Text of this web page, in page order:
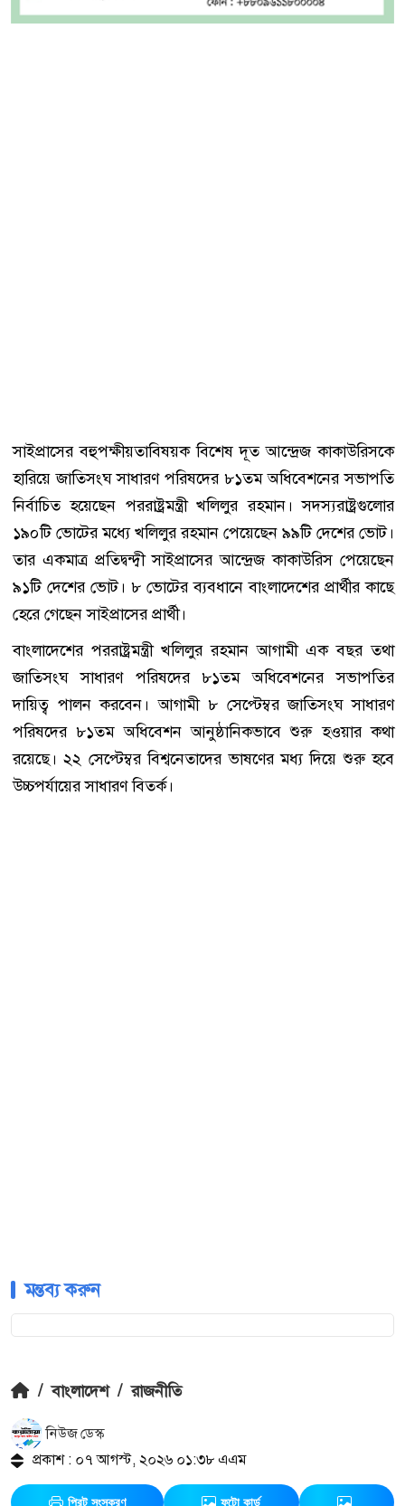
সাইপ্রাসের বহুপক্ষীয়তাবিষয়ক বিশেষ দূত আন্দ্রেজ কাকাউরিসকে
হারিয়ে জাতিসংঘ সাধারণ পরিষদের ৮১তম অধিবেশনের সভাপতি
নির্বাচিত হয়েছেন পররাষ্ট্রমন্ত্রী খলিলুর রহমান। সদস্যরাষ্ট্রগুলোর
১৯০টি ভোটের মধ্যে খলিলুর রহমান পেয়েছেন ৯৯টি দেশের ভোট।
তার একমাত্র প্রতিদ্বন্দ্বী সাইপ্রাসের আন্দ্রেজ কাকাউরিস পেয়েছেন
৯১টি দেশের ভোট। ৮ ভোটের ব্যবধানে বাংলাদেশের প্রার্থীর কাছে
হেরে গেছেন সাইপ্রাসের প্রার্থী।
বাংলাদেশের পররাষ্ট্রমন্ত্রী খলিলুর রহমান আগামী এক বছর তথা
জাতিসংঘ সাধারণ পরিষদের ৮১তম অধিবেশনের সভাপতির
দায়িত্ব পালন করবেন। আগামী ৮ সেপ্টেম্বর জাতিসংঘ সাধারণ
পরিষদের ৮১তম অধিবেশন আনুষ্ঠানিকভাবে শুরু হওয়ার কথা
রয়েছে। ২২ সেপ্টেম্বর বিশ্বনেতাদের ভাষণের মধ্য দিয়ে শুরু হবে
উচ্চপর্যায়ের সাধারণ বিতর্ক।
মন্তব্য করুন
/ বাংলাদেশ / রাজনীতি
নিউজ ডেস্ক
প্রকাশ : ০৭ আগস্ট, ২০২৬ ০১:৩৮ এএম
প্রিন্ট সংস্করণ ফটো কার্ড